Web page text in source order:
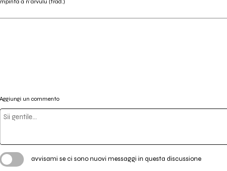
a n'arvulu (trad.)
Aggiungi un commento
avvisami se ci sono nuovi messaggi in questa discussione